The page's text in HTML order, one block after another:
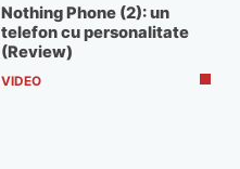
Nothing Phone (2): un
telefon cu personalitate
(Review)
VIDEO